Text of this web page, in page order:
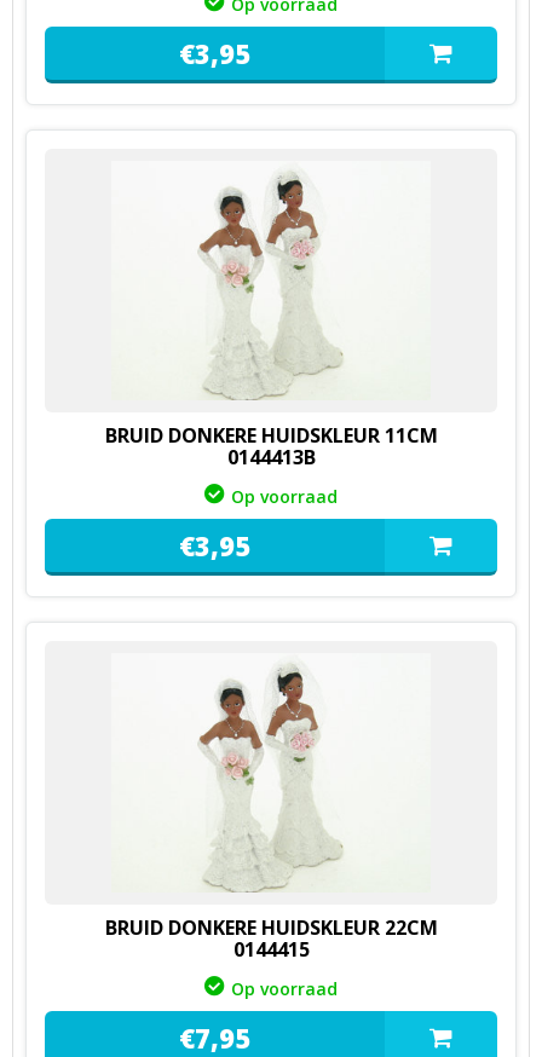
€3,95
BRUID DONKERE HUIDSKLEUR 11CM
0144413B
Op voorraad
€3,95
BRUID DONKERE HUIDSKLEUR 22CM
0144415
Op voorraad
€7,95